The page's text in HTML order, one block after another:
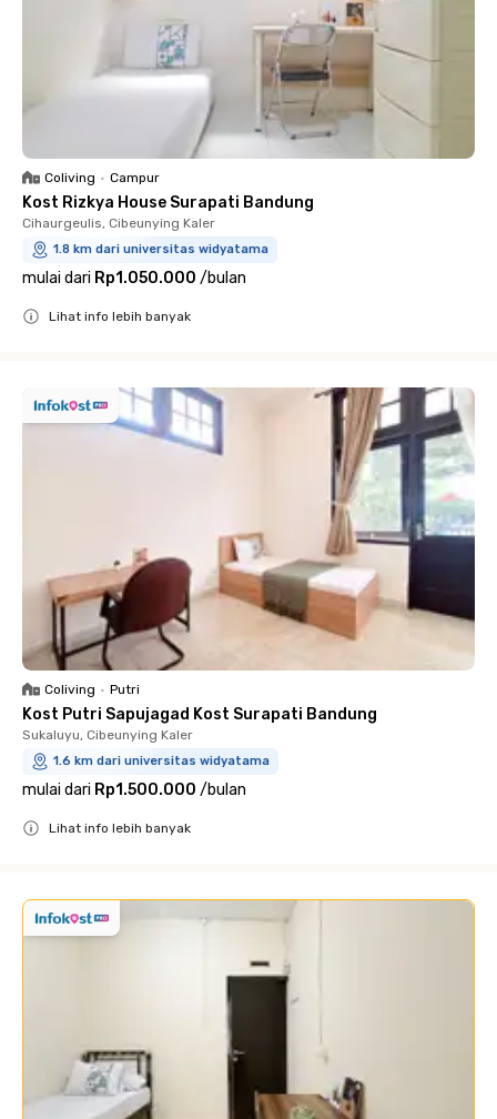
Coliving • Campur
Kost Rizkya House Surapati Bandung
Cihaurgeulis, Cibeunying Kaler
1.8 km dari universitas widyatama
mulai dari Rp1.050.000 /bulan
Lihat info lebih banyak
Coliving • Putri
Kost Putri Sapujagad Kost Surapati Bandung
Sukaluyu, Cibeunying Kaler
1.6 km dari universitas widyatama
mulai dari Rp1.500.000 /bulan
Lihat info lebih banyak